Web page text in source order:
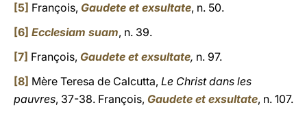
[5] François, Gaudete et exsultate, n. 50.
[6] Ecclesiam suam, n. 39.
[7] François, Gaudete et exsultate, n. 97.
[8] Mère Teresa de Calcutta, Le Christ dans les
pauvres, 37-38. François, Gaudete et exsultate, n. 107.